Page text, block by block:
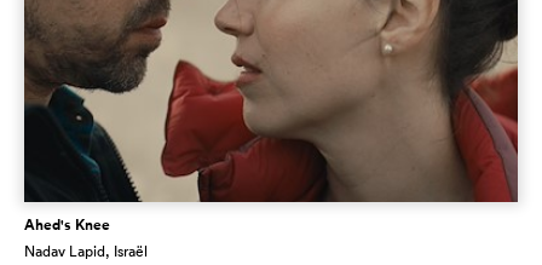
Ahed's Knee
Nadav Lapid, Israël